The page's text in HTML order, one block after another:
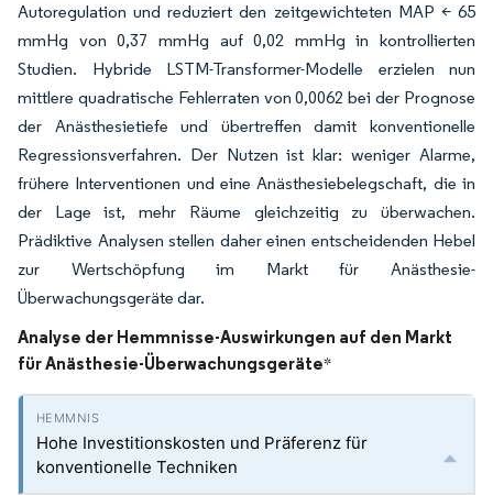
Autoregulation und reduziert den zeitgewichteten MAP < 65
mmHg von 0,37 mmHg auf 0,02 mmHg in kontrollierten
Studien. Hybride LSTM-Transformer-Modelle erzielen nun
mittlere quadratische Fehlerraten von 0,0062 bei der Prognose
der Anästhesietiefe und übertreffen damit konventionelle
Regressionsverfahren. Der Nutzen ist klar: weniger Alarme,
frühere Interventionen und eine Anästhesiebelegschaft, die in
der Lage ist, mehr Räume gleichzeitig zu überwachen.
Prädiktive Analysen stellen daher einen entscheidenden Hebel
zur Wertschöpfung im Markt für Anästhesie-
Überwachungsgeräte dar.
Analyse der Hemmnisse-Auswirkungen auf den Markt
für Anästhesie-Überwachungsgeräte*
Hohe Investitionskosten und Präferenz für
konventionelle Techniken